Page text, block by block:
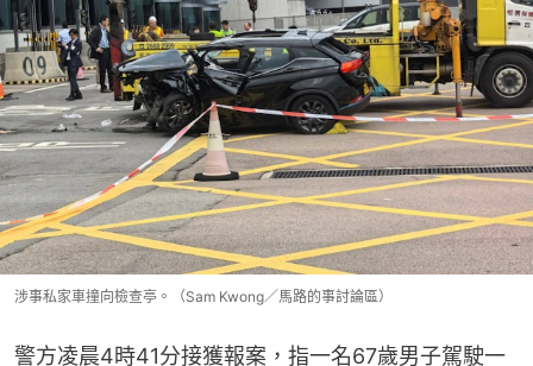
涉事私家車撞向檢查亭。（Sam Kwong／馬路的事討論區）
警方凌晨4時41分接獲報案，指一名67歲男子駕駛一